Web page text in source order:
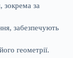
зокрема за
забезпечують
геометрії.